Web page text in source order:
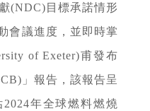
(NDC)目標承諾情形
會議進度，並即時掌
of Exeter)甫發布
」報告，該報告呈
年全球燃料燃燒